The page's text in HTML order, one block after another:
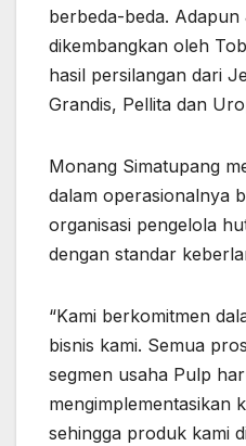
berbeda-beda.
dikembangkan oleh
hasil persilangan dari
Grandis, Pellita dan
Monang Simatupang
dalam operasionalnya
organisasi pengelola
dengan standar
“Kami berkomitmen
bisnis kami. Semua
segmen usaha Pulp
mengimplementasikan
sehingga produk kami